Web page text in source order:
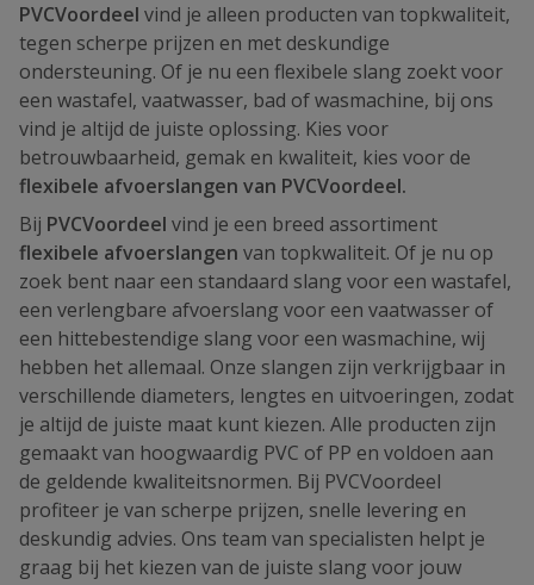
PVCVoordeel vind je alleen producten van topkwaliteit,
tegen scherpe prijzen en met deskundige
ondersteuning. Of je nu een flexibele slang zoekt voor
een wastafel, vaatwasser, bad of wasmachine, bij ons
vind je altijd de juiste oplossing. Kies voor
betrouwbaarheid, gemak en kwaliteit, kies voor de
flexibele afvoerslangen van PVCVoordeel.
Bij PVCVoordeel vind je een breed assortiment
flexibele afvoerslangen van topkwaliteit. Of je nu op
zoek bent naar een standaard slang voor een wastafel,
een verlengbare afvoerslang voor een vaatwasser of
een hittebestendige slang voor een wasmachine, wij
hebben het allemaal. Onze slangen zijn verkrijgbaar in
verschillende diameters, lengtes en uitvoeringen, zodat
je altijd de juiste maat kunt kiezen. Alle producten zijn
gemaakt van hoogwaardig PVC of PP en voldoen aan
de geldende kwaliteitsnormen. Bij PVCVoordeel
profiteer je van scherpe prijzen, snelle levering en
deskundig advies. Ons team van specialisten helpt je
graag bij het kiezen van de juiste slang voor jouw